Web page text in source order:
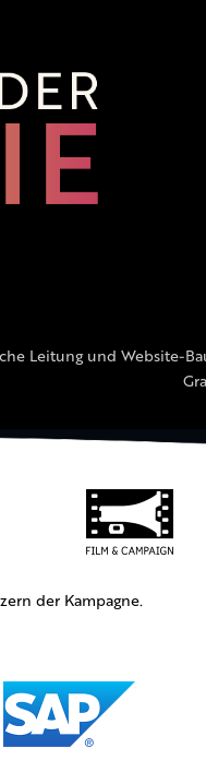
Leitung und Website-
der Kampagne.